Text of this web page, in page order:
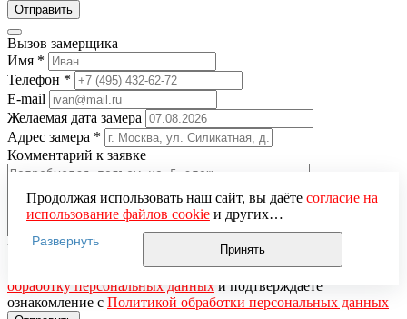
Вызов замерщика
Имя *
Телефон *
E-mail
Желаемая дата замера
Адрес замера *
Комментарий к заявке
Понравившаяся модель
Нажимая кнопку «Отправить», вы даётесогласие на
обработку персональных данных и подтверждаете
ознакомление с Политикой обработки персональных данных
Продолжая использовать наш сайт, вы даёте согласие на
использование файлов cookieи других
пользовательских данных (включая IP-адрес, сведения о
местоположении, устройстве, действиях на сайте и т. п.)
для функционирования сайта, проведения
использования систем аналитики (например,
Яндекс.Метрика), в соответствии с нашейПолитикой
Развернуть
Принять